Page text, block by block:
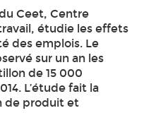
Ceet, Centre
étudie les effets
des emplois. Le
sur un an les
de 15 000
L’étude fait la
de produit et